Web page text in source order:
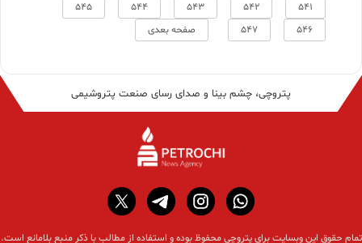
541
542
543
544
545
546
547 صفحه بعدی
پتروچی، چشم بینا و صدای رسای صنعت پتروشیمی
تمام حقوق این وبسایت برای پتروچی محفوظ بوده و استفاده از مطالب با ذکر منبع بلامانع است.